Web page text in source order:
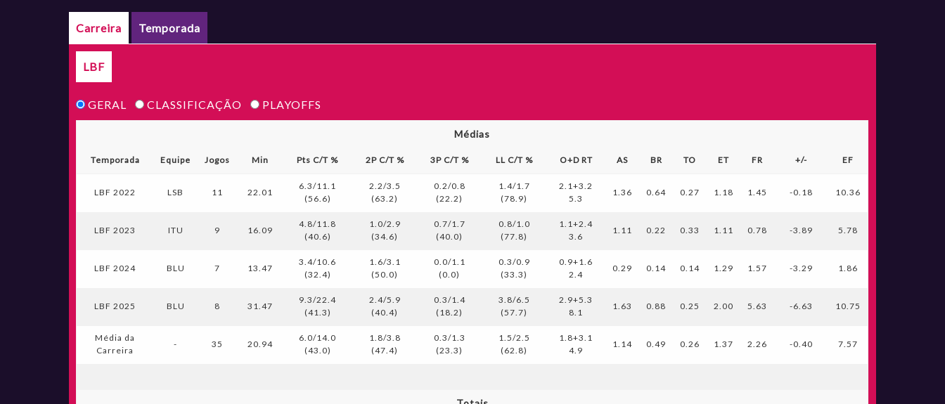
Carreira Temporada
LBF
GERAL CLASSIFICAÇÃO PLAYOFFS
Médias
Temporada Equipe Jogos Min Pts C/T % 2P C/T % 3P C/T % LL C/T % O+D RT AS BR TO ET FR +/- EF
LBF 2022 LSB 11 22.01
6.3/11.1
(56.6)
2.2/3.5
(63.2)
0.2/0.8
(22.2)
1.4/1.7
(78.9)
2.1+3.2
5.3
1.36 0.64 0.27 1.18 1.45 -0.18 10.36
LBF 2023 ITU 9 16.09
4.8/11.8
(40.6)
1.0/2.9
(34.6)
0.7/1.7
(40.0)
0.8/1.0
(77.8)
1.1+2.4
3.6
1.11 0.22 0.33 1.11 0.78 -3.89 5.78
LBF 2024 BLU 7 13.47
3.4/10.6
(32.4)
1.6/3.1
(50.0)
0.0/1.1
(0.0)
0.3/0.9
(33.3)
0.9+1.6
2.4
0.29 0.14 0.14 1.29 1.57 -3.29 1.86
LBF 2025 BLU 8 31.47
9.3/22.4
(41.3)
2.4/5.9
(40.4)
0.3/1.4
(18.2)
3.8/6.5
(57.7)
2.9+5.3
8.1
1.63 0.88 0.25 2.00 5.63 -6.63 10.75
Média da
Carreira
- 35 20.94
6.0/14.0
(43.0)
1.8/3.8
(47.4)
0.3/1.3
(23.3)
1.5/2.5
(62.8)
1.8+3.1
4.9
1.14 0.49 0.26 1.37 2.26 -0.40 7.57